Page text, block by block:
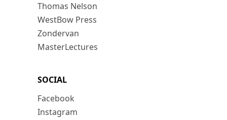
Thomas Nelson
WestBow Press
Zondervan
MasterLectures
SOCIAL
Facebook
Instagram